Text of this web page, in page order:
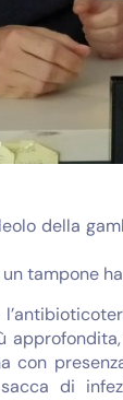
della
tampone
con
di